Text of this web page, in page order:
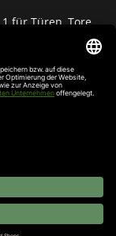
für Türen, Tore
Haus“
Kundenservice
(Türen, Tore &